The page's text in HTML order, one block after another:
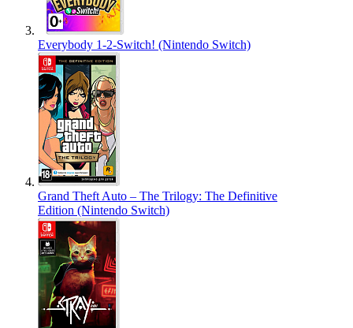
Everybody 1-2-Switch! (Nintendo Switch)
Grand Theft Auto – The Trilogy: The Definitive
Edition (Nintendo Switch)